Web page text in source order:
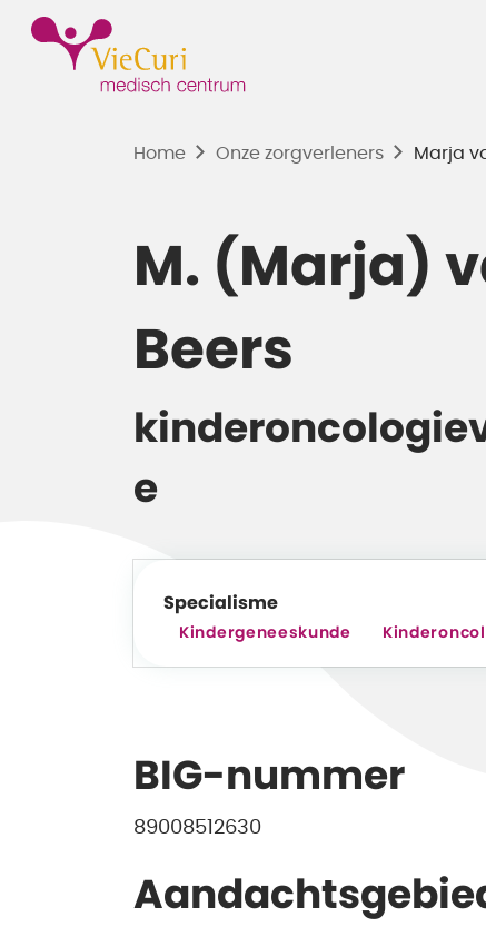
Home Onze zorgverleners Marja
M. (Marja)
Beers
e
Specialisme
Kindergeneeskunde
BIG-nummer
89008512630